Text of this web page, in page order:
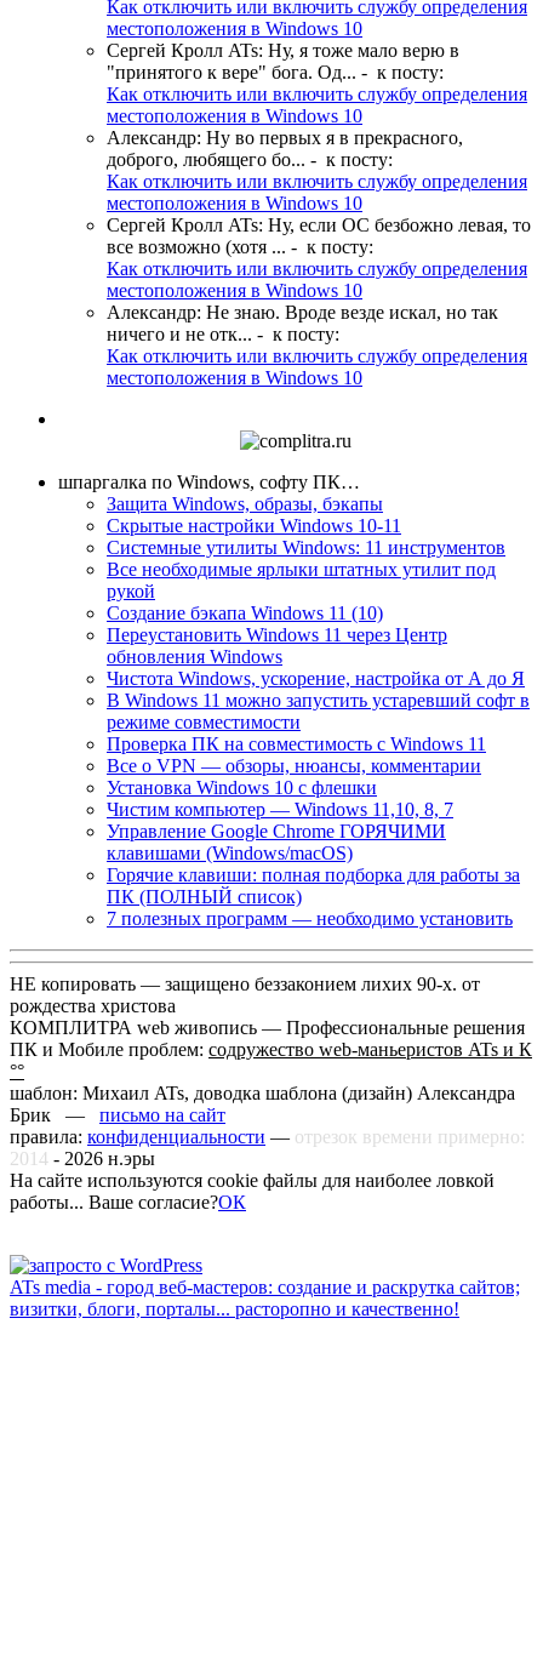
Как отключить или включить службу определения
местоположения в Windows 10
Сергей Кролл ATs: Ну, я тоже мало верю в
"принятого к вере" бога. Од... - к посту:
Как отключить или включить службу определения
местоположения в Windows 10
Александр: Ну во первых я в прекрасного,
доброго, любящего бо... - к посту:
Как отключить или включить службу определения
местоположения в Windows 10
Сергей Кролл ATs: Ну, если ОС безбожно левая, то
все возможно (хотя ... - к посту:
Как отключить или включить службу определения
местоположения в Windows 10
Александр: Не знаю. Вроде везде искал, но так
ничего и не отк... - к посту:
Как отключить или включить службу определения
местоположения в Windows 10
шпаргалка по Windows, софту ПК…
Защита Windows, образы, бэкапы
Скрытые настройки Windows 10-11
Системные утилиты Windows: 11 инструментов
Все необходимые ярлыки штатных утилит под
рукой
Создание бэкапа Windows 11 (10)
Переустановить Windows 11 через Центр
обновления Windows
Чистота Windows, ускорение, настройка от А до Я
В Windows 11 можно запустить устаревший софт в
режиме совместимости
Проверка ПК на совместимость с Windows 11
Все о VPN — обзоры, нюансы, комментарии
Установка Windows 10 с флешки
Чистим компьютер — Windows 11,10, 8, 7
Управление Google Chrome ГОРЯЧИМИ
клавишами (Windows/macOS)
Горячие клавиши: полная подборка для работы за
ПК (ПОЛНЫЙ список)
7 полезных программ — необходимо установить
НЕ копировать — защищено беззаконием лихих 90-х. от
рождества христова
КОМПЛИТРА web живопись — Профессиональные решения
ПК и Мобиле проблем: содружество web-маньеристов ATs и К
°°
шаблон: Михаил ATs, доводка шаблона (дизайн) Александра
Брик — письмо на сайт
правила: конфиденциальности — отрезок времени примерно:
2014 - 2026 н.эры
На сайте используются cookie файлы для наиболее ловкой
работы... Ваше согласие?ОК
ATs media - город веб-мастеров: создание и раскрутка сайтов;
визитки, блоги, порталы... расторопно и качественно!